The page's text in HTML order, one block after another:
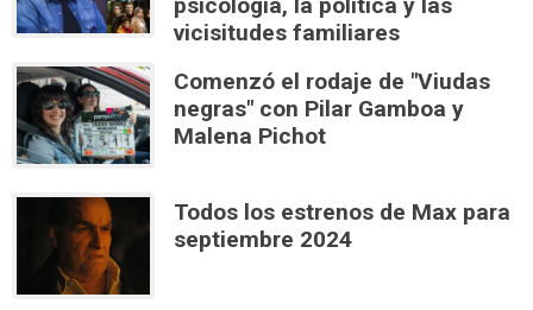
vicisitudes familiares
Comenzó el rodaje de "Viudas
negras" con Pilar Gamboa y
Malena Pichot
Todos los estrenos de Max para
septiembre 2024